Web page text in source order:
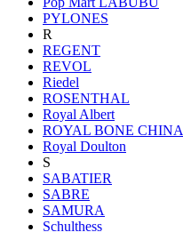
PYLONES
R
REGENT
REVOL
Riedel
ROSENTHAL
Royal Albert
ROYAL BONE CHINA
Royal Doulton
S
SABATIER
SABRE
SAMURA
Schulthess